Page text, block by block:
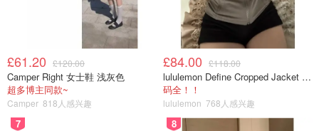
£61.20 £120.00
Camper Right 女士鞋 浅灰色
超多博主同款~
Camper 818人感兴趣
£84.00 £118.00
lululemon Define Cropped Jacket Nulu 短款夹克
码全！！
lululemon 768人感兴趣
7 8